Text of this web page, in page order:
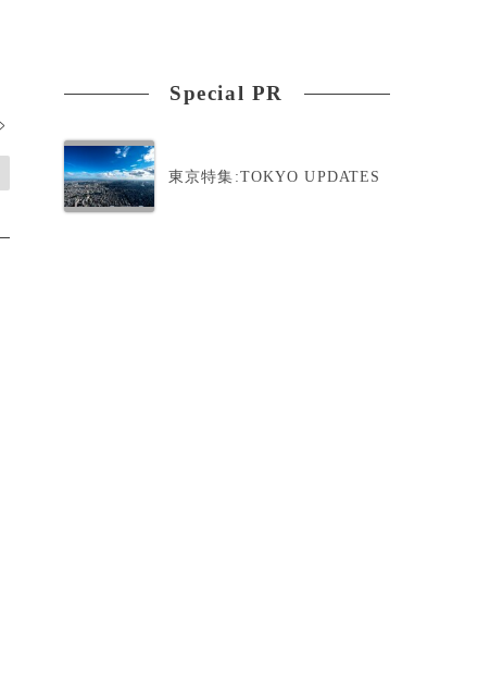
>
Special PR
東京特集:TOKYO UPDATES